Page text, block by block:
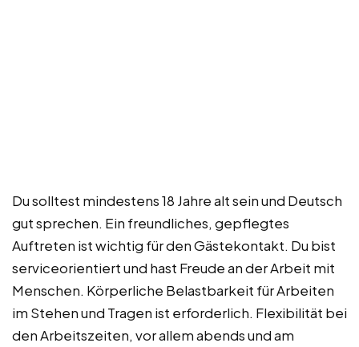
Du solltest mindestens 18 Jahre alt sein und Deutsch
gut sprechen. Ein freundliches, gepflegtes
Auftreten ist wichtig für den Gästekontakt. Du bist
serviceorientiert und hast Freude an der Arbeit mit
Menschen. Körperliche Belastbarkeit für Arbeiten
im Stehen und Tragen ist erforderlich. Flexibilität bei
den Arbeitszeiten, vor allem abends und am